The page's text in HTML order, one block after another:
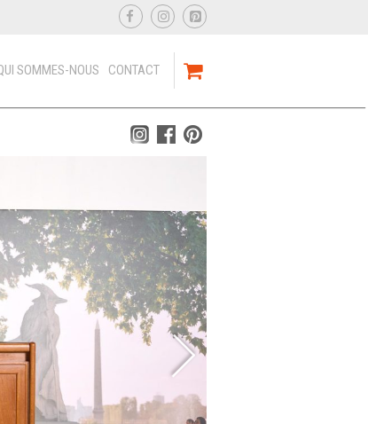
SOMMES-NOUS CONTACT